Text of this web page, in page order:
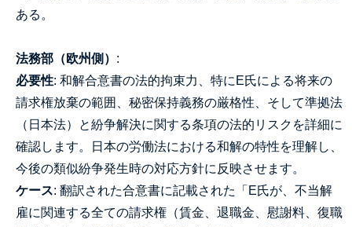
ある。
法務部（欧州側） :
必要性: 和解合意書の法的拘束力、特にE氏による将来の
請求権放棄の範囲、秘密保持義務の厳格性、そして準拠法
（日本法）と紛争解決に関する条項の法的リスクを詳細に
確認します。日本の労働法における和解の特性を理解し、
今後の類似紛争発生時の対応方針に反映させます。
ケース: 翻訳された合意書に記載された「E氏が、不当解
雇に関連する全ての請求権（賃金、退職金、慰謝料、復職